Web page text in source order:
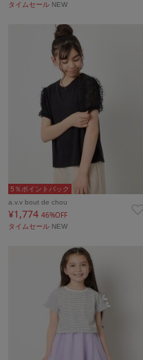
タイムセール NEW
5％ポイントバック
a.v.v bout de chou
¥1,774 46%OFF
タイムセール NEW